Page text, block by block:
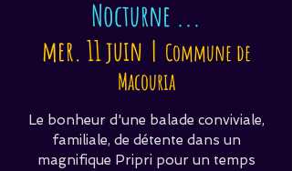
Nocturne ...
mer. 11 juin
  |
Commune de
Macouria
Le bonheur d'une balade conviviale,
familiale, de détente dans un
magnifique Pripri pour un temps